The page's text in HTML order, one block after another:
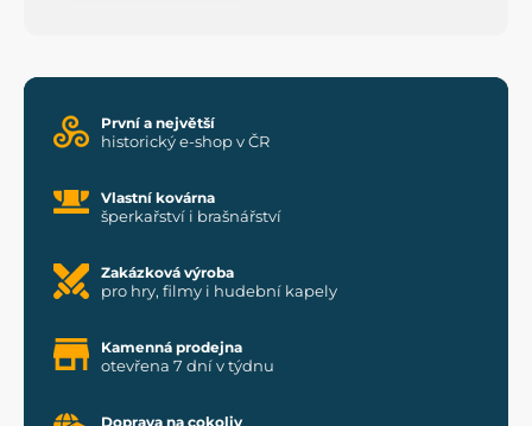
První a největší
historický e-shop v ČR
Vlastní kovárna
šperkařství i brašnářství
Zakázková výroba
pro hry, filmy i hudební kapely
Kamenná prodejna
otevřena 7 dní v týdnu
Doprava na cokoliv